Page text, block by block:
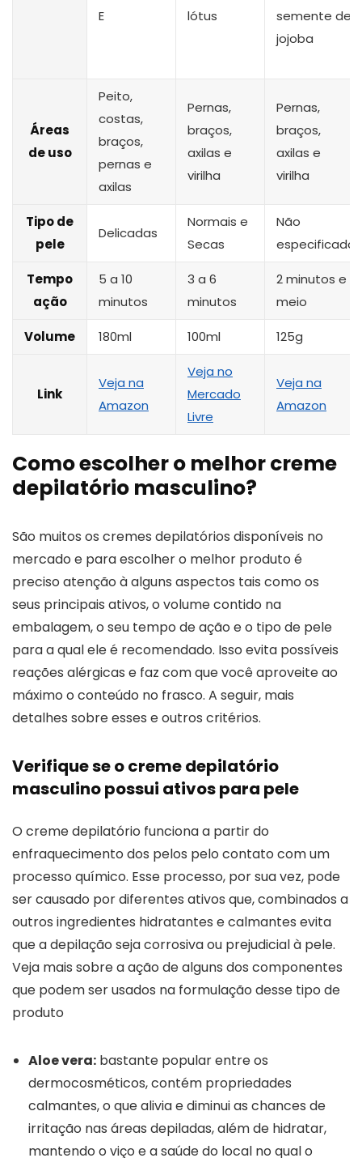
E
lótus
semente de
jojoba
Áreas
de uso
Peito,
costas,
braços,
pernas e
axilas
Pernas,
braços,
axilas e
virilha
Pernas,
braços,
axilas e
virilha
Tipo de
pele
Delicadas
Normais e
Secas
Não
especificado
Tempo
ação
5 a 10
minutos
3 a 6
minutos
2 minutos e
meio
Volume 180ml 100ml 125g
Link
Veja na
Amazon
Veja no
Mercado
Livre
Veja na
Amazon
Como escolher o melhor creme
depilatório masculino?
São muitos os cremes depilatórios disponíveis no
mercado e para escolher o melhor produto é
preciso atenção à alguns aspectos tais como os
seus principais ativos, o volume contido na
embalagem, o seu tempo de ação e o tipo de pele
para a qual ele é recomendado. Isso evita possíveis
reações alérgicas e faz com que você aproveite ao
máximo o conteúdo no frasco. A seguir, mais
detalhes sobre esses e outros critérios.
Verifique se o creme depilatório
masculino possui ativos para pele
O creme depilatório funciona a partir do
enfraquecimento dos pelos pelo contato com um
processo químico. Esse processo, por sua vez, pode
ser causado por diferentes ativos que, combinados a
outros ingredientes hidratantes e calmantes evita
que a depilação seja corrosiva ou prejudicial à pele.
Veja mais sobre a ação de alguns dos componentes
que podem ser usados na formulação desse tipo de
produto
Aloe vera: bastante popular entre os
dermocosméticos, contém propriedades
calmantes, o que alivia e diminui as chances de
irritação nas áreas depiladas, além de hidratar,
mantendo o viço e a saúde do local no qual o